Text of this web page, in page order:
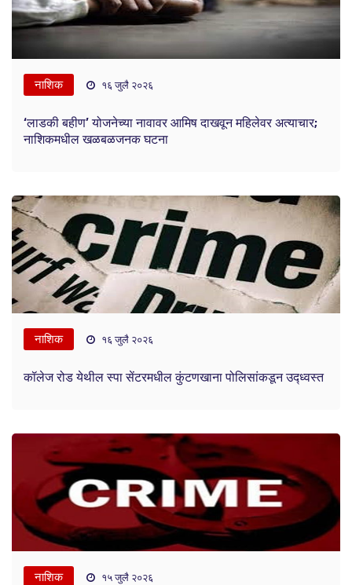
नाशिक १६ जुलै २०२६
‘लाडकी बहीण’ योजनेच्या नावावर आमिष दाखवून महिलेवर अत्याचार;
नाशिकमधील खळबळजनक घटना
नाशिक १६ जुलै २०२६
कॉलेज रोड येथील स्पा सेंटरमधील कुंटणखाना पोलिसांकडून उद्ध्वस्त
नाशिक १५ जुलै २०२६